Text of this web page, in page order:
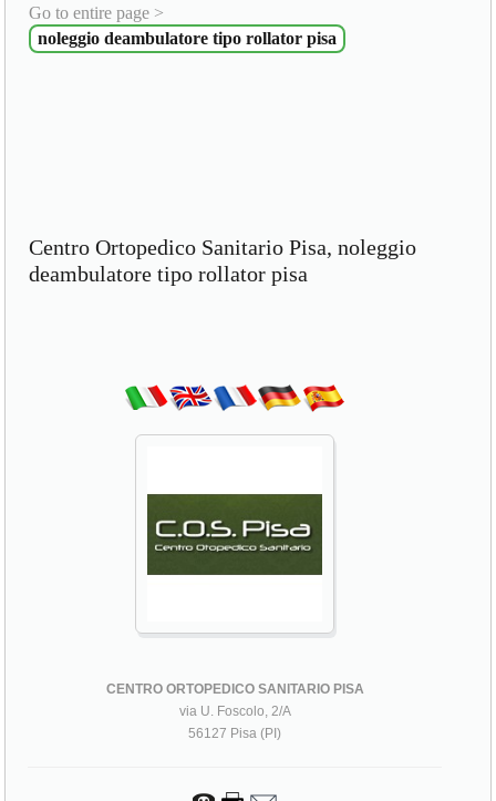
Go to entire page >
noleggio deambulatore tipo rollator pisa
Centro Ortopedico Sanitario Pisa, noleggio
deambulatore tipo rollator pisa
CENTRO ORTOPEDICO SANITARIO PISA
via U. Foscolo, 2/A
56127 Pisa (PI)